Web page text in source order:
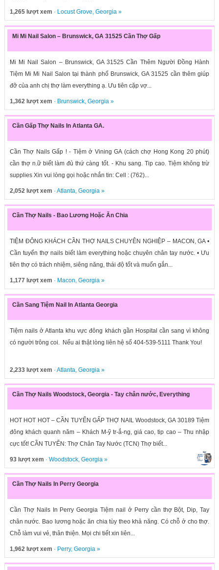
1,265 lượt xem · Locust Grove, Georgia»
Mi Mi Nail Salon – Brunswick, GA 31525 Cần Thợ Gấp
Mi Mi Nail Salon – Brunswick, GA 31525 Cần Thêm Người Đồng Hành
Tiệm Mi Mi Nail Salon tại thành phố Brunswick, GA 31525 cần thêm giúp
đỡ của anh chị thợ làm everything ạ. Ưu tiên cặp vợ...
1,362 lượt xem · Brunswick, Georgia»
Cần Gấp Thợ Nails In Atlanta GA.
Cần Thợ Nails Gấp ! - Tiệm ở Vining GA (cách chợ Hong Kong 20 phút)
cần thợ n.ữ biết làm đủ thứ càng tốt. - Khu sang. Tip cao. Tiệm không trừ
supplies Xin vui lòng gọi hoặc nhắn tin: Cell : (762)...
2,052 lượt xem · Atlanta, Georgia»
Cần Thợ Nails - Bao Lương Hoặc Ăn Chia
TIỆM ĐÔNG KHÁCH CẦN THỢ NAILS CHUYÊN NGHIỆP – MACON, GA •
Cần tuyển thợ nails biết làm everything hoặc chuyên chân tay nước. • Ưu
tiên thợ có trách nhiệm, siêng năng, thái độ tốt và muốn gắn...
1,177 lượt xem · Macon, Georgia»
Cần Sang Tiệm Nail In Atlanta Georgia
Tiệm nails ở Atlanta khu vực đông khách gần Hospital cần sang vì không
có người trông coi. Nếu ai thật lòng liên hệ số 404-539-5111 Thank You!
2,233 lượt xem · Atlanta, Georgia»
Cần Thợ Nails Woodstock, Georgia - Tay chân nước, Everything
HOT HOT HOT – CẦN TUYỂN GẤP THỢ NAIL Woodstock, GA 30189 Tiệm
đông khách quanh năm – Khách M-ỹ tr-ắ-ng, giá cao, tip cao – Thu nhập
cực tốt! CẦN TUYỂN: Thợ Chân Tay Nước (TCN) Thợ biết...
93 lượt xem · Woodstock, Georgia»
Cần Thợ Nails In Perry Georgia
Cần Thợ Nails In Perry Georgia Tiệm nail ở Perry cần thợ Bột, Dip, Tay
chân nước. Bao lương hoặc ăn chia tùy theo khả năng. Có chỗ ở cho thợ.
Chỗ làm vui vẻ, thân thiện. Mọi chi tiết xin liên...
1,962 lượt xem · Perry, Georgia»